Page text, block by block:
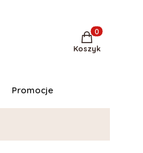
Produkty w
Koszyk
Promocje